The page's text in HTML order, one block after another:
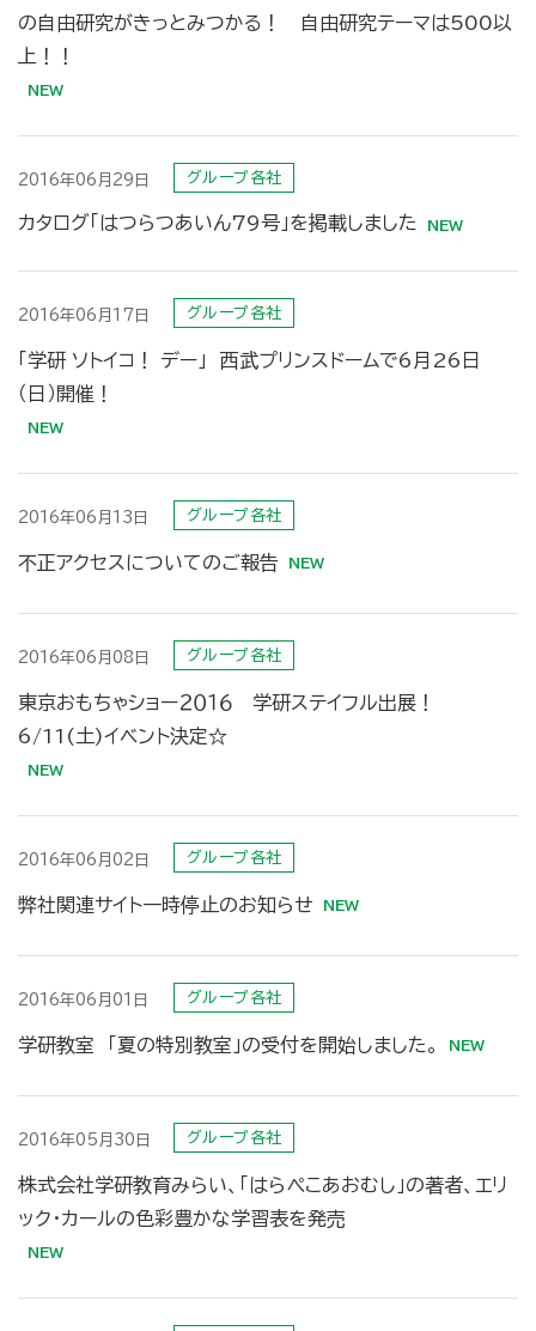
の自由研究がきっとみつかる！ 自由研究テーマは500以
上！！
2016年06月29日 グループ各社
カタログ「はつらつあいん79号」を掲載しました
2016年06月17日 グループ各社
「学研 ソトイコ！ デー」 西武プリンスドームで6月26日
（日）開催！
2016年06月13日 グループ各社
不正アクセスについてのご報告
2016年06月08日 グループ各社
東京おもちゃショー２０１６ 学研ステイフル出展！
6/11(土)イベント決定☆
2016年06月02日 グループ各社
弊社関連サイト一時停止のお知らせ
2016年06月01日 グループ各社
学研教室 「夏の特別教室」の受付を開始しました。
2016年05月30日 グループ各社
株式会社学研教育みらい、「はらぺこあおむし」の著者、エリ
ック・カールの色彩豊かな学習表を発売